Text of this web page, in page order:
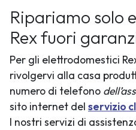
Ripariamo solo
Rex fuori
Per gli elettrodomestici
rivolgervi alla casa
numero di telefono
sito internet del servizio
I nostri servizi di